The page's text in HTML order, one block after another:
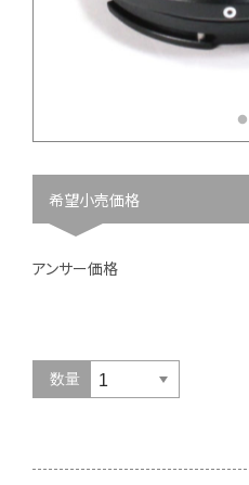
希望小売価格
アンサー価格
数量